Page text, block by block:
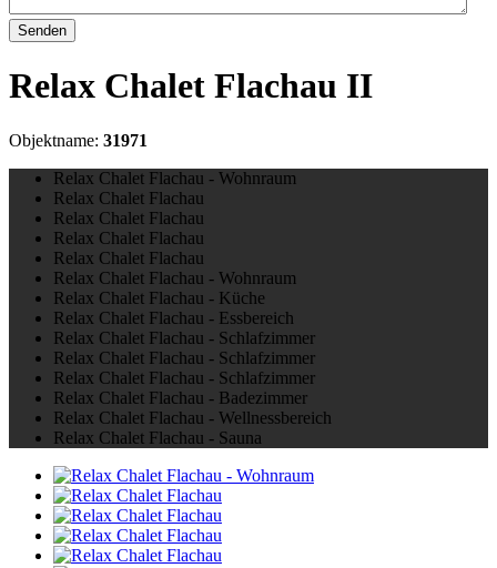
Senden
Relax Chalet Flachau II
Objektname: 31971
Relax Chalet Flachau - Wohnraum
Relax Chalet Flachau
Relax Chalet Flachau
Relax Chalet Flachau
Relax Chalet Flachau
Relax Chalet Flachau - Wohnraum
Relax Chalet Flachau - Küche
Relax Chalet Flachau - Essbereich
Relax Chalet Flachau - Schlafzimmer
Relax Chalet Flachau - Schlafzimmer
Relax Chalet Flachau - Schlafzimmer
Relax Chalet Flachau - Badezimmer
Relax Chalet Flachau - Wellnessbereich
Relax Chalet Flachau - Sauna